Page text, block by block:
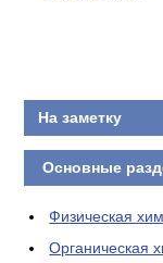
На заметку
Основные
Физическая
Органическая